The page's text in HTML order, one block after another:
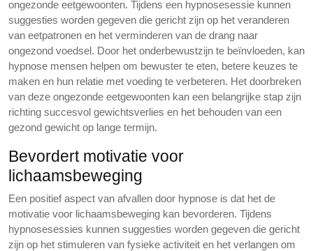
ongezonde eetgewoonten. Tijdens een hypnosesessie kunnen
suggesties worden gegeven die gericht zijn op het veranderen
van eetpatronen en het verminderen van de drang naar
ongezond voedsel. Door het onderbewustzijn te beïnvloeden, kan
hypnose mensen helpen om bewuster te eten, betere keuzes te
maken en hun relatie met voeding te verbeteren. Het doorbreken
van deze ongezonde eetgewoonten kan een belangrijke stap zijn
richting succesvol gewichtsverlies en het behouden van een
gezond gewicht op lange termijn.
Bevordert motivatie voor
lichaamsbeweging
Een positief aspect van afvallen door hypnose is dat het de
motivatie voor lichaamsbeweging kan bevorderen. Tijdens
hypnosesessies kunnen suggesties worden gegeven die gericht
zijn op het stimuleren van fysieke activiteit en het verlangen om